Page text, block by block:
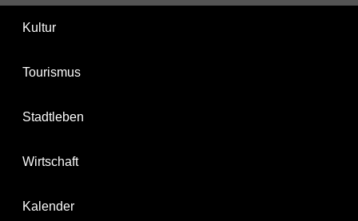
Kultur
Tourismus
Stadtleben
Wirtschaft
Kalender